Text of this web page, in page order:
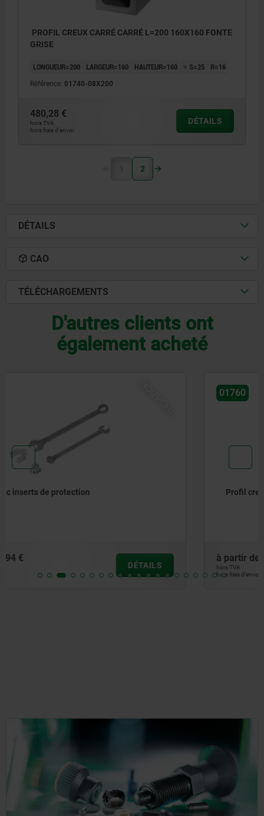
PROFIL CREUX CARRÉ CARRÉ L=200 160X160 FONTE
GRISE
LONGUEUR=200 LARGEUR=160 HAUTEUR=160 ≈ S=25 R=16
Référence: 01740-08X200
480,28 €
hors TVA
hors frais d’envoi
DÉTAILS
1 2
DÉTAILS
CAO
TÉLÉCHARGEMENTS
D'autres clients ont
également acheté
Profil creux rectangulaire, fonte grise
à partir de
hors frais d’envoi
DÉTAILS